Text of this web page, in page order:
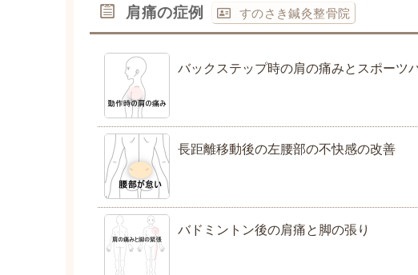
肩痛の症例 すのさき鍼灸整骨院
バックステップ時の肩の痛みとスポーツ
長距離移動後の左腰部の不快感の改善
バドミントン後の肩痛と脚の張り